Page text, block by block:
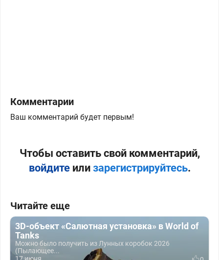
Комментарии
Ваш комментарий будет первым!
Чтобы оставить свой комментарий,
войдитеили зарегистрируйтесь.
Читайте еще
3D-объект «Салютная установка» в World of
Tanks
Можно было получить из Лунных коробок 2026
(Пылающее...